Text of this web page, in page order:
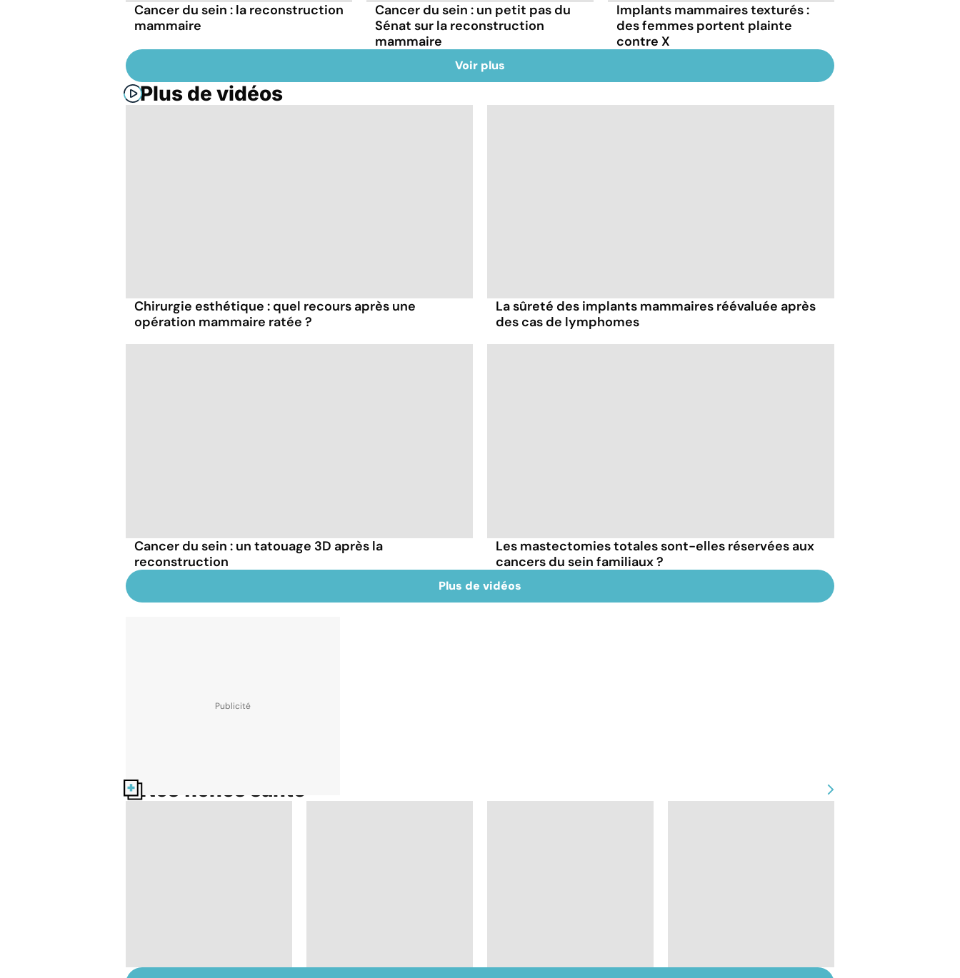
Cancer du sein : la reconstruction
mammaire
Cancer du sein : un petit pas du
Sénat sur la reconstruction
mammaire
Implants mammaires texturés :
des femmes portent plainte
contre X
Voir plus
Plus de vidéos
Chirurgie esthétique : quel recours après une
opération mammaire ratée ?
La sûreté des implants mammaires réévaluée après
des cas de lymphomes
Cancer du sein : un tatouage 3D après la
reconstruction
Les mastectomies totales sont-elles réservées aux
cancers du sein familiaux ?
Plus de vidéos
Nos fiches santé